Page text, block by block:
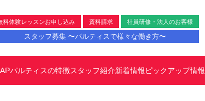
料体験レッスンお申し込み 資料請求 社員研修・法人のお客様
スタッフ募集 〜パルティスで様々な働き方〜
パルティスの特徴スタッフ紹介新着情報ピックアップ情報